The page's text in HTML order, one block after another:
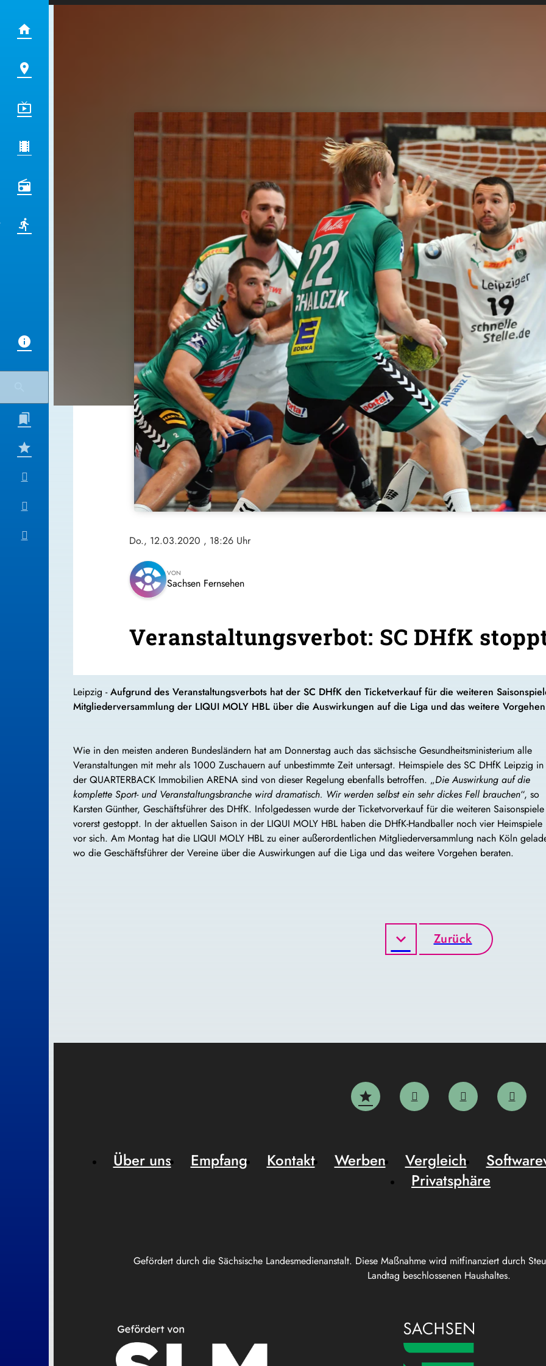
Do., 12.03.2020 , 18:26 Uhr
VON
Sachsen Fernsehen
Veranstaltungsverbot: SC DHfK
Leipzig -Aufgrund des Veranstaltungsverbots hat der SC DHfK den Ticketverkauf für die weiteren
Mitgliederversammlung der LIQUI MOLY HBL über die Auswirkungen auf die Liga und das weitere
Wie in den meisten anderen Bundesländern hat am Donnerstag auch das sächsische Gesundheitsministerium alle
Veranstaltungen mit mehr als 1000 Zuschauern auf unbestimmte Zeit untersagt. Heimspiele des SC DHfK Leipzig in
der QUARTERBACK Immobilien ARENA sind von dieser Regelung ebenfalls betroffen. „Die Auswirkung auf die
komplette Sport- und Veranstaltungsbranche wird dramatisch. Wir werden selbst ein sehr dickes Fell brauchen“, so
Karsten Günther, Geschäftsführer des DHfK. Infolgedessen wurde der Ticketvorverkauf für die weiteren Saisonspiele
vorerst gestoppt. In der aktuellen Saison in der LIQUI MOLY HBL haben die DHfK-Handballer noch vier Heimspiele
vor sich. Am Montag hat die LIQUI MOLY HBL zu einer außerordentlichen Mitgliederversammlung nach Köln
wo die Geschäftsführer der Vereine über die Auswirkungen auf die Liga und das weitere Vorgehen beraten.
Zurück
Gefördert durch die Sächsische Landesmedienanstalt. Diese Maßnahme wird mitfinanziert durch
Landtag beschlossenen Haushaltes.
Über uns Empfang Kontakt Werben Vergleich
Privatsphäre